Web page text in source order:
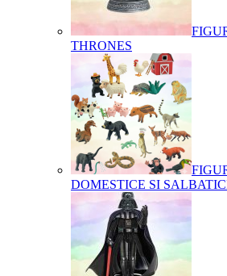
THRONES
DOMESTICE SI